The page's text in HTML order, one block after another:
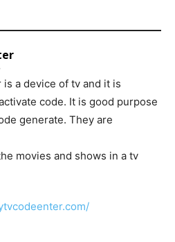
a device of tv and it is
code. It is good purpose
generate. They are
movies and shows in a tv